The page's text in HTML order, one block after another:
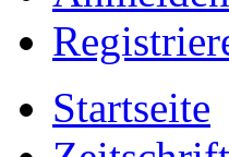
Startseite